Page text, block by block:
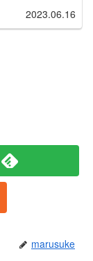
2023.06.16
marusuke